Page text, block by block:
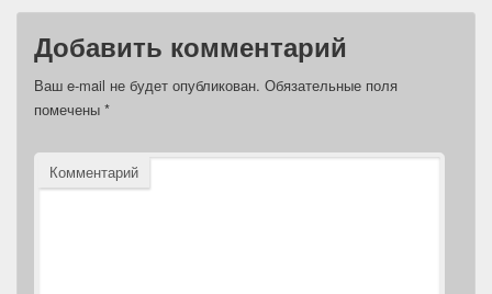
Добавить комментарий
Ваш e-mail не будет опубликован. Обязательные поля
помечены *
Комментарий